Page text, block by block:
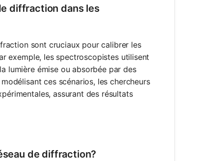
diffraction dans les
sont cruciaux pour calibrer les
exemple, les spectroscopistes utilisent
lumière émise ou absorbée par des
ces scénarios, les chercheurs
assurant des résultats
de diffraction?